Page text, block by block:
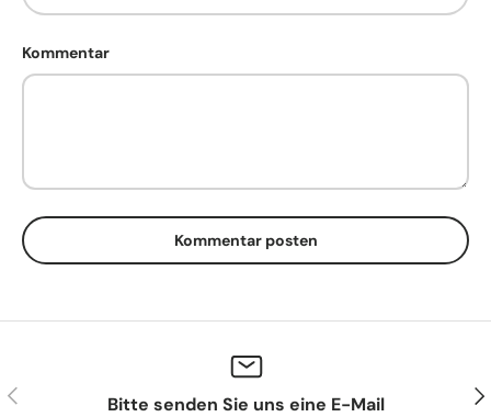
Kommentar
Kommentar posten
Vorherige
Bitte senden Sie uns eine E-Mail